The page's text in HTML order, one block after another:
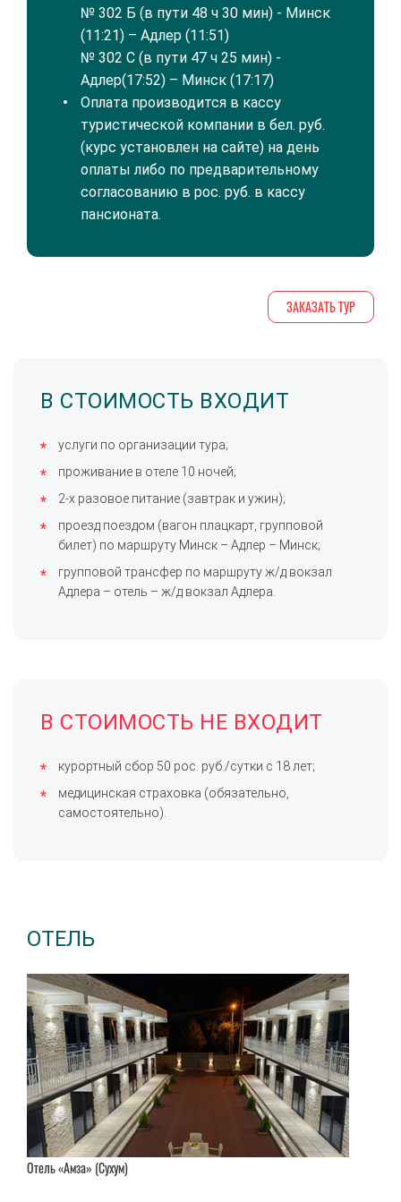
№ 302 Б (в пути 48 ч 30 мин) - Минск
(11:21) – Адлер (11:51)
№ 302 С (в пути 47 ч 25 мин) -
Адлер(17:52) – Минск (17:17)
​Оплата производится в кассу
туристической компании в бел. руб.
(курс установлен на сайте) на день
оплаты либо по предварительному
согласованию в рос. руб. в кассу
пансионата.
ЗАКАЗАТЬ ТУР
В СТОИМОСТЬ ВХОДИТ
услуги по организации тура;
проживание в отеле 10 ночей;
2-х разовое питание (завтрак и ужин);
проезд поездом (вагон плацкарт, групповой
билет) по маршруту Минск – Адлер – Минск;
групповой трансфер по маршруту ж/д вокзал
Адлера – отель – ж/д вокзал Адлера.
В СТОИМОСТЬ НЕ ВХОДИТ
курортный сбор 50 рос. руб./сутки с 18 лет;
медицинская страховка (обязательно,
самостоятельно).
ОТЕЛЬ
Отель «Амза» (Сухум)